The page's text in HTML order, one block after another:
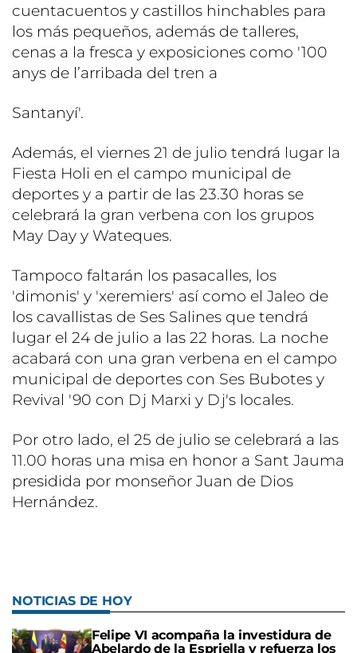
cuentacuentos y castillos hinchables para
los más pequeños, además de talleres,
cenas a la fresca y exposiciones como '100
anys de l’arribada del tren a
Santanyí'.
Además, el viernes 21 de julio tendrá lugar la
Fiesta Holi en el campo municipal de
deportes y a partir de las 23.30 horas se
celebrará la gran verbena con los grupos
May Day y Wateques.
Tampoco faltarán los pasacalles, los
'dimonis' y 'xeremiers' así como el Jaleo de
los cavallistas de Ses Salines que tendrá
lugar el 24 de julio a las 22 horas. La noche
acabará con una gran verbena en el campo
municipal de deportes con Ses Bubotes y
Revival '90 con Dj Marxi y Dj's locales.
Por otro lado, el 25 de julio se celebrará a las
11.00 horas una misa en honor a Sant Jauma
presidida por monseñor Juan de Dios
Hernández.
NOTICIAS DE HOY
Felipe VI acompaña la investidura de
Abelardo de la Espriella y refuerza los